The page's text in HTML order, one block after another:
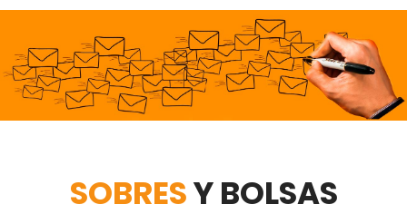
SOBRESY BOLSAS